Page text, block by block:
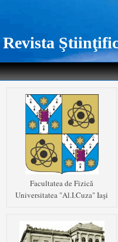
Revista
Facultatea de Fizică
Universitatea "Al.I.Cuza" Iaşi